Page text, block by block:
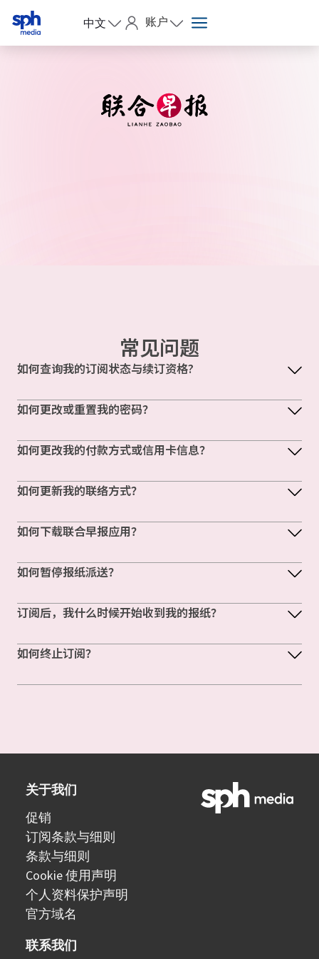
中文 账户
常见问题
如何查询我的订阅状态与续订资格?
如何更改或重置我的密码？
如何更改我的付款方式或信用卡信息？
如何更新我的联络方式？
如何下载联合早报应用？
如何暂停报纸派送？
订阅后，我什么时候开始收到我的报纸？
如何终止订阅？
关于我们
促销
订阅条款与细则
条款与细则
Cookie 使用声明
个人资料保护声明
官方域名
联系我们